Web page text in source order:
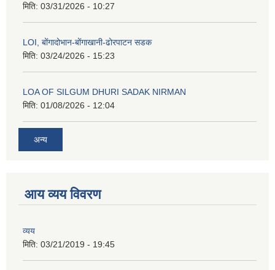
मिति: 03/31/2026 - 10:27
LOI, बोंगादोभान-बोंगाखानी-ढोरपाटन सडक
मिति: 03/24/2026 - 15:23
LOA OF SILGUM DHURI SADAK NIRMAN
मिति: 01/08/2026 - 12:04
अन्य
आय व्यय विवरण
व्यय
मिति: 03/21/2019 - 19:45